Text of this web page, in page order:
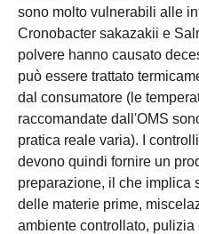
sono molto vulnerabili alle
Cronobacter sakazakii e
polvere hanno causato
può essere trattato
dal consumatore (le
raccomandate dall'OMS
pratica reale varia). I
devono quindi fornire un
preparazione, il che implica
delle materie prime,
ambiente controllato,